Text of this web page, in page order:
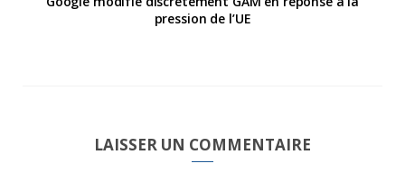
pression de l’UE
LAISSER UN COMMENTAIRE